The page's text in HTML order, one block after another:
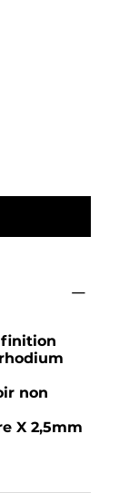
finition
non
X 2,5mm